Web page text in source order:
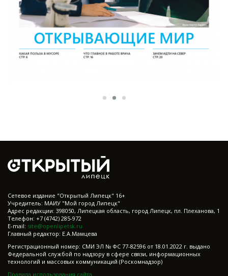
Cетевое издание "Открытый Липецк" 16+
Учредитель: МАИУ "Мой город Липецк"
Адрес редакции: 398050, Липецкая область, город Липецк, пл. Плеханова, 1
Телефон: +7 (4742) 285-972
E-mail: site@openlipetsk.ru
Главный редактор: Е.А.Мамцева
Регистрационный номер: СМИ ЭЛ № ФС 77-82596 от 18.01.2022 г. выдано
Федеральной службой по надзору в сфере связи, информационных
технологий и массовых коммуникаций (Роскомнадзор)
Правила использования сайта